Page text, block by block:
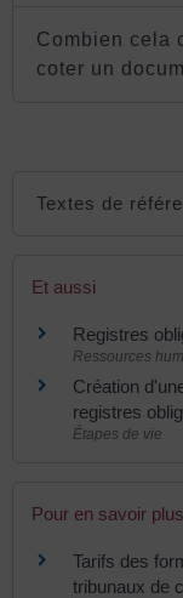
Combien cela
coter un
Textes de
Et aussi
Registres
Ressources
Création
registres
Étapes de vie
Pour en savoir plus
Tarifs des
tribunaux de